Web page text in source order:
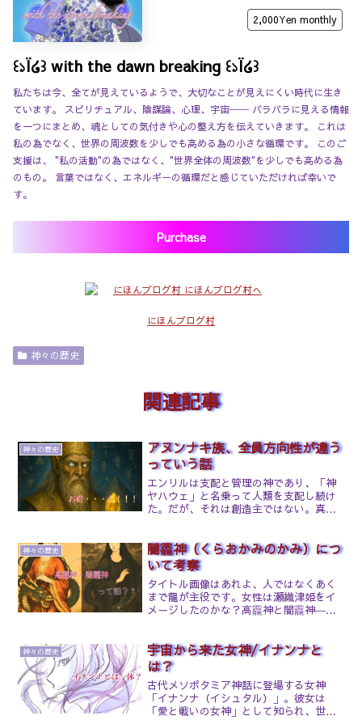
2,000Yen monthly
꒰১Ï໒꒱ with the dawn breaking ꒰১Ï໒꒱
私たちは今、全てが見えているようで、大切なことが見えにくい時代に生き
ています。 スピリチュアル、陰謀論、心理、宇宙── バラバラに見える情報
を一つにまとめ、魂としての気付きや心の整え方を伝えていきます。 これは
私の為でなく、世界の周波数を少しでも高める為の小さな循環です。 このご
支援は、 "私の活動"の為ではなく、"世界全体の周波数"を少しでも高める為
のもの。 言葉ではなく、エネルギーの循環だと感じていただければ幸いで
す。
Purchase
にほんブログ村
神々の歴史
関連記事
神々の歴史
アヌンナキ族、全員方向性が違う
っていう話
エンリルは支配と管理の神であり、「神
ヤハウェ」と名乗って人類を支配し続け
た。だが、それは創造主ではない。真の
だった。だが、エンキの息子マルドゥク
がその知恵を「支配の為の武...
神々の歴史
闇龗神（くらおかみのかみ）につ
いて考察
タイトル画像はあれよ、人ではなくあく
まで龍が主役です。女性は瀬織津姫をイ
メージしたのかな？高龗神と闇龗神――
かみのかみ）」には、高龗神（たかおか
みのかみ）と闇龗神（くら...
神々の歴史
宇宙から来た女神/イナンナと
は？
古代メソポタミア神話に登場する女神
「イナンナ（イシュタル）」。彼女は
「愛と戦いの女神」として知られ、世界